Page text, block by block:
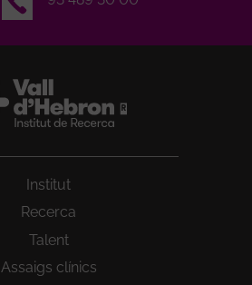
Institut
Recerca
Talent
Assaigs clínics